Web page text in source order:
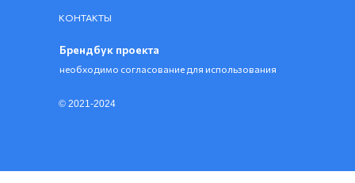
© 2021-2024
КОНТАКТЫ
Брендбук проекта
необходимо согласование для использования